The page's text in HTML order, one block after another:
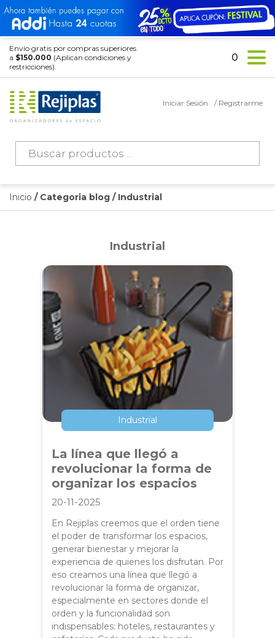
Envío gratis por compras superiores
a $150.000 (Aplican condiciones y
restricciones).
Búsqueda
productos
Iniciar Sesión / Registrarme
0
Inicio / Categoria blog / Industrial
Industrial
La línea que llegó a
revolucionar la forma de
organizar los espacios
20-11-2025
En Rejiplas creemos que el orden tiene
el poder de transformar los espacios,
generar bienestar y mejorar la
experiencia de quienes los disfrutan. Por
eso creamos una línea que llegó a
revolucionar la forma de organizar,
especialmente en sectores donde el
orden y la funcionalidad son
indispensables: hoteles, restaurantes y
Industrial